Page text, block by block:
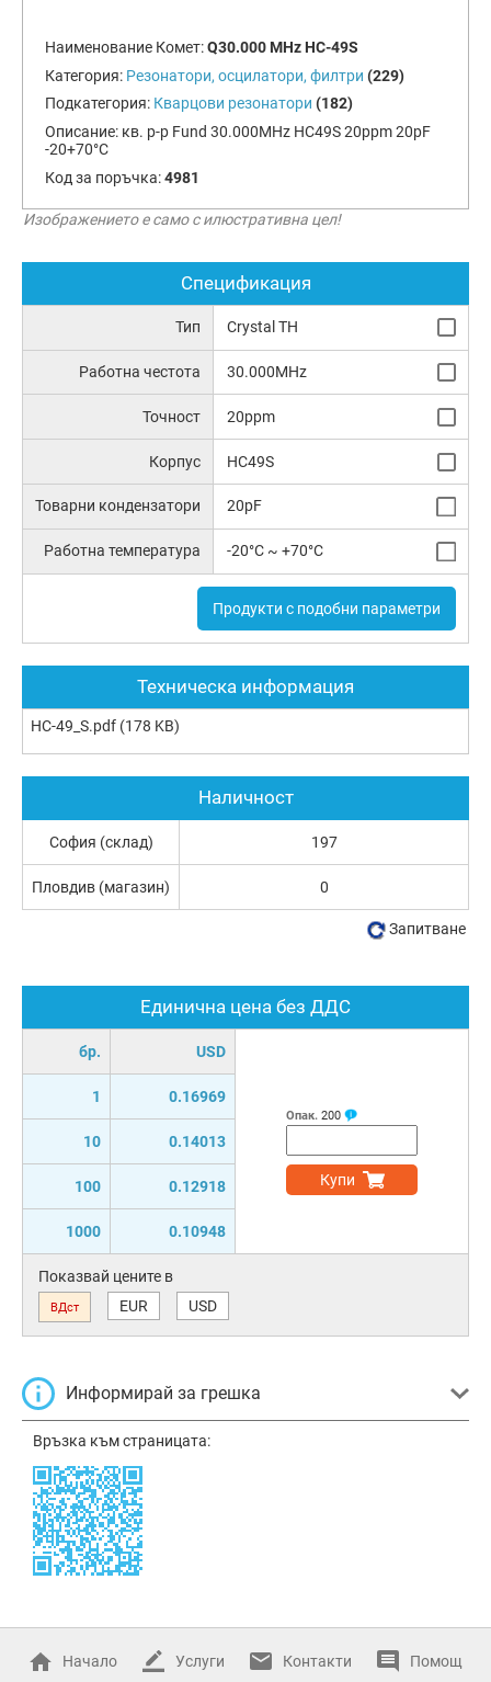
Наименование Комет:Q30.000 MHz HC-49S
Категория: Резонатори, осцилатори, филтри (229)
Подкатегория: Кварцови резонатори (182)
Описание: кв. р-р Fund 30.000MHz HC49S 20ppm 20pF
-20+70°C
Код за поръчка:4981
Изображението е само с илюстративна цел!
Спецификация
Тип Crystal TH
Работна честота 30.000MHz
Точност 20ppm
Корпус HC49S
Товарни кондензатори 20pF
Работна температура -20°C ~ +70°C
Продукти с подобни параметри
Техническа информация
HC-49_S.pdf (178 KB)
Единична цена без ДДС
бр. USD
1 0.16969
10 0.14013
100 0.12918
1000 0.10948
Опак. 200
Купи
Показвай цените в
ВДст EUR USD
Информирай за грешка
Връзка към страницата:
Наличност
София (склад) 197
Пловдив (магазин) 0
Запитване
Начало Услуги Контакти Помощ